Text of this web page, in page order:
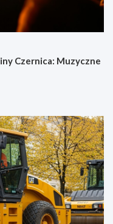
Czernica: Muzyczne